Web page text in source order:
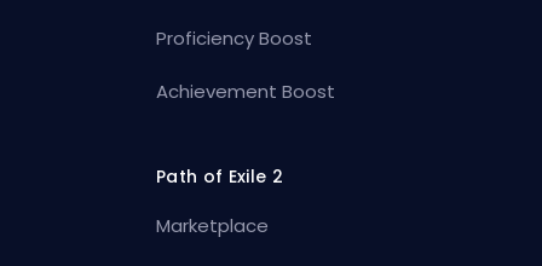
Proficiency Boost
Achievement Boost
Path of Exile 2
Marketplace